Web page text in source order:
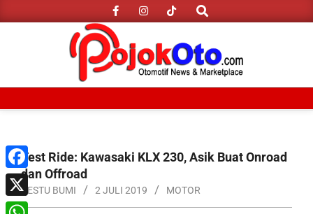
to
Search
MenuTest Ride: Kawasaki KLX 230, Asik Buat Onroad
dan Offroad
RESTU BUMI 2 JULI 2019 MOTOR
Facebook
X